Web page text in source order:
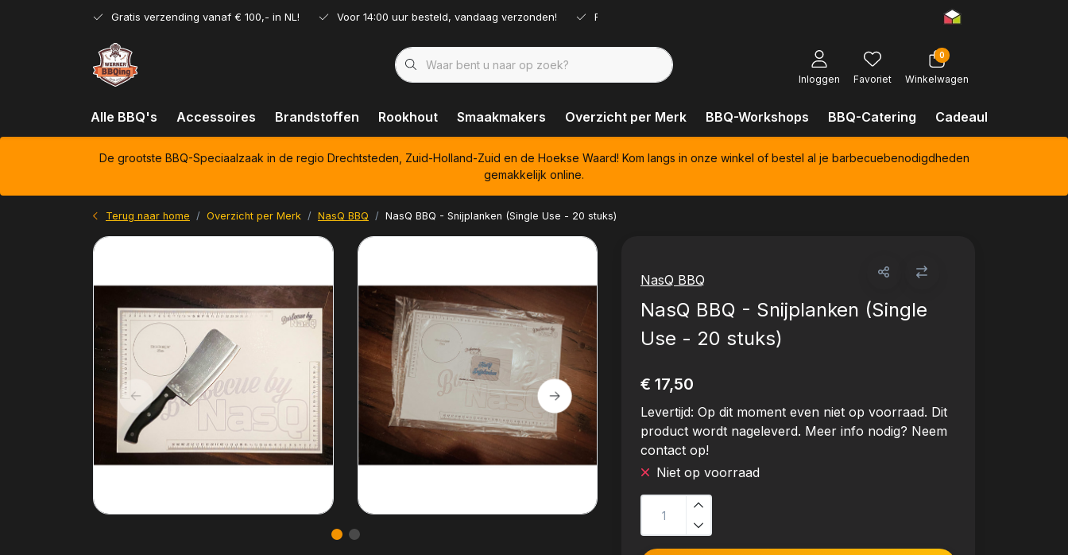
Gratis verzending vanaf € 100,- in NL! Voor 14:00 uur besteld, vandaag verzonden! Ruim assortiment!
Inloggen Favoriet
0
Winkelwagen
Alle BBQ's Accessoires Brandstoffen Rookhout Smaakmakers Overzicht per Merk BBQ-Workshops BBQ-Catering Cadeaubonnen
De grootste BBQ-Speciaalzaak in de regio Drechtsteden, Zuid-Holland-Zuid en de Hoekse Waard! Kom langs in onze winkel of bestel al je barbecuebenodigdheden
gemakkelijk online.
Terug naar home Overzicht per Merk NasQ BBQ NasQ BBQ - Snijplanken (Single Use - 20 stuks)
NasQ BBQ
NasQ BBQ - Snijplanken (Single
Use - 20 stuks)
€ 17,50
Levertijd: Op dit moment even niet op voorraad. Dit
product wordt nageleverd. Meer info nodig? Neem
contact op!
Niet op voorraad